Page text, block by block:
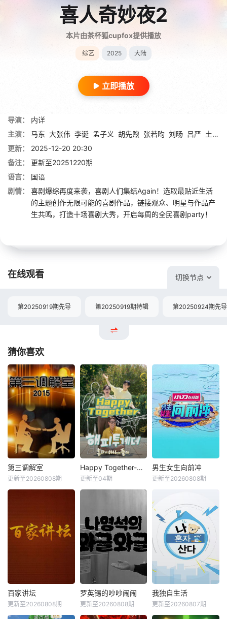
喜人奇妙夜2
本片由茶杯狐cupfox提供播放
综艺 2025 大陆
立即播放
导演：
内详
主演：
马东 大张伟 李诞 孟子义 胡先煦 张若昀 刘旸 吕严 土豆
更新：
2025-12-20 20:30
备注：
更新至20251220期
语言：
国语
剧情：
喜剧爆综再度来袭，喜剧人们集结Again！选取最贴近生活
的主题创作无限可能的喜剧作品，链接观众、明星与作品产
生共鸣，打造十场喜剧大秀，开启每周的全民喜剧party！
在线观看 切换节点
第20250919期先导 第20250919期特辑 第20250924期先
猜你喜欢
第三调解室
更新至20260808期
Happy Together-不是一个人真好
更新至04期
男生女生向前冲
更新至20260808期
百家讲坛
更新至20260808期
罗英锡的吵吵闹闹
更新至20260808期
我独自生活
更新至20260807期